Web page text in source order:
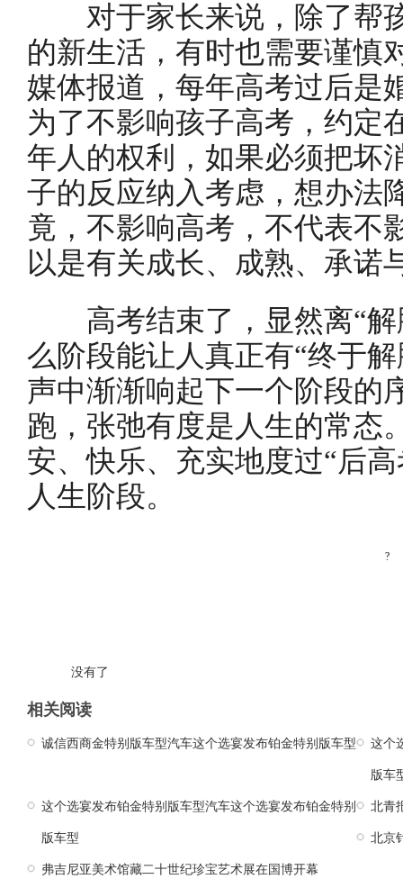
对于家长来说，除了帮孩
的新生活，有时也需要谨慎
媒体报道，每年高考过后是
为了不影响孩子高考，约定
年人的权利，如果必须把坏
子的反应纳入考虑，想办法
竟，不影响高考，不代表不
以是有关成长、成熟、承诺
高考结束了，显然离“解
么阶段能让人真正有“终于
声中渐渐响起下一个阶段的
跑，张弛有度是人生的常态
安、快乐、充实地度过“后
人生阶段。
?
没有了
相关阅读
诚信西商金特别版车型汽车这个选宴发布铂金特别版车型 这个
版车
这个选宴发布铂金特别版车型汽车这个选宴发布铂金特别
版车型
北青
北京
弗吉尼亚美术馆藏二十世纪珍宝艺术展在国博开幕